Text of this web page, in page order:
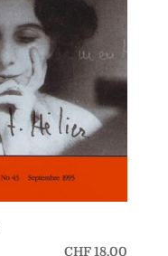
CHF18.00